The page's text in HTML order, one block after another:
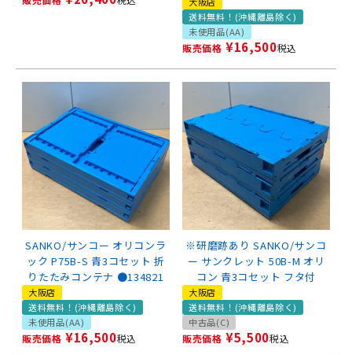
送料無料！(沖縄離島除く)
未使用品(AA)
販売価格 ¥16,500税込
SANKO/サンコー オリコンラ
ック P75B-S 青3コセット 折
りたたみコンテナ ●134821
大阪店
送料無料！(沖縄離島除く)
未使用品(AA)
販売価格 ¥16,500税込
※研磨跡あり SANKO/サンコ
ー サンクレット 50B-M オリ
コン 青3コセット フタ付
大阪店
送料無料！(沖縄離島除く)
中古品(C)
販売価格 ¥5,500税込